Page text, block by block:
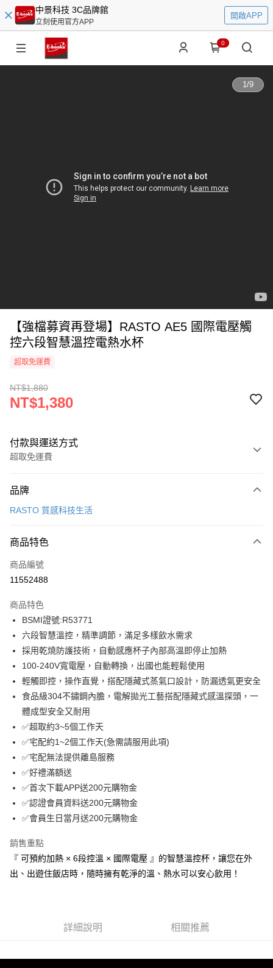
中景科技 3C品牌館
立刻使用官方APP
開啟APP
0
1/9
【強檔募資再登場】RASTO AE5 國際電壓觸
控六段智慧溫控電熱水杯
超取免運費
NT$1,880
NT$1,380
付款與運送方式
超取免運費
信用卡一次付款
Apple Pay
街口支付
ATM付款
運送方式
付款後全家取貨
免運費
付款後萊爾富取貨
免運費
付款後7-11取貨
免運費
宅配
免運費
品牌
RASTO 質感科技生活
商品特色
商品編號
11552488
商品特色
BSMI證號:R53771
六段智慧溫控，精準調節，滿足多樣飲水需求
採用乾燒防護技術，自動感應杯子內部高溫即停止加熱
100-240V寬電壓，自動轉換，出國也能輕鬆使用
輕觸即控，操作直覺，搭配隱藏式蒸氣口設計，防漏透氣更安全
食品級304不鏽鋼內膽，電解拋光工藝搭配隱藏式感溫探頭，一
體成型安全又耐用
✅超取約3~5個工作天
✅宅配約1~2個工作天(急需請服用此項)
✅宅配無法提供離島服務
✅好禮滿額送
✅首次下載APP送200元購物金
✅認證會員資料送200元購物金
✅會員生日當月送200元購物金
銷售重點
『 可預約加熱 × 6段控溫 × 國際電壓 』的智慧溫控杯，讓您在外
出、出遊住飯店時，隨時擁有乾淨的溫、熱水可以安心飲用！
詳細說明 相關推薦